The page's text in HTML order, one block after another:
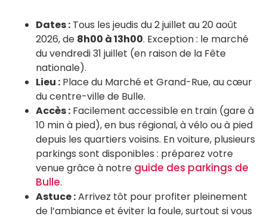
Dates : Tous les jeudis du 2 juillet au 20 août
2026, de 8h00 à 13h00. Exception : le marché
du vendredi 31 juillet (en raison de la Fête
nationale).
Lieu : Place du Marché et Grand-Rue, au cœur
du centre-ville de Bulle.
Accès : Facilement accessible en train (gare à
10 min à pied), en bus régional, à vélo ou à pied
depuis les quartiers voisins. En voiture, plusieurs
parkings sont disponibles : préparez votre
venue grâce à notre guide des parkings de
Bulle.
Astuce :Arrivez tôt pour profiter pleinement
de l’ambiance et éviter la foule, surtout si vous